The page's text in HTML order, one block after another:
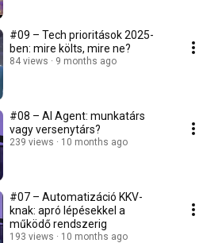
#09 – Tech prioritások 2025-
ben: mire költs, mire ne?
84 views 9 months ago
#08 – AI Agent: munkatárs
vagy versenytárs?
239 views 10 months ago
#07 – Automatizáció KKV-
knak: apró lépésekkel a
működő rendszerig
193 views 10 months ago